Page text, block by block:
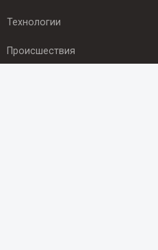
Технологии
Происшествия